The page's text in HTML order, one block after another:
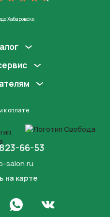
Хабаровске
к оплате
66-53
salon.ru
на карте
в Телеграм
Написать в WhatsApp
Перейти во